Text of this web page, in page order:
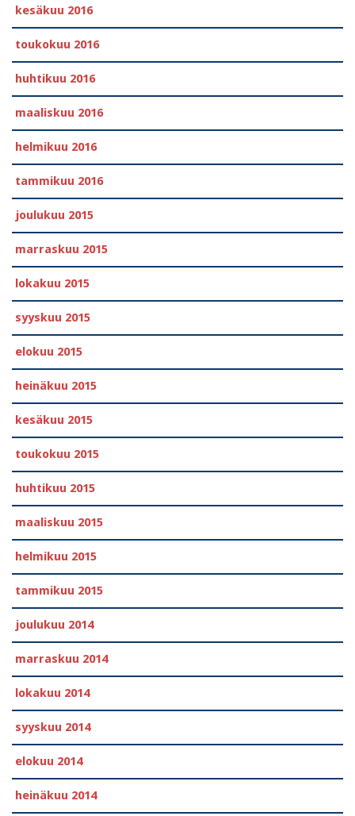
kesäkuu 2016
toukokuu 2016
huhtikuu 2016
maaliskuu 2016
helmikuu 2016
tammikuu 2016
joulukuu 2015
marraskuu 2015
lokakuu 2015
syyskuu 2015
elokuu 2015
heinäkuu 2015
kesäkuu 2015
toukokuu 2015
huhtikuu 2015
maaliskuu 2015
helmikuu 2015
tammikuu 2015
joulukuu 2014
marraskuu 2014
lokakuu 2014
syyskuu 2014
elokuu 2014
heinäkuu 2014